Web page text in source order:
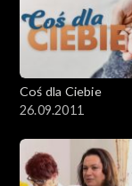
Coś dla Ciebie
26.09.2011